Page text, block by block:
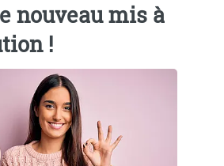
nouveau mis à
!